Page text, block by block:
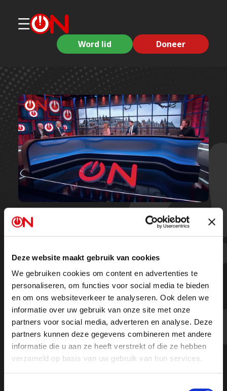
Deze website maakt gebruik van cookies
We gebruiken cookies om content en advertenties te
personaliseren, om functies voor social media te bieden
en om ons websiteverkeer te analyseren. Ook delen we
informatie over uw gebruik van onze site met onze
partners voor social media, adverteren en analyse. Deze
partners kunnen deze gegevens combineren met andere
informatie die u aan ze heeft verstrekt of die ze hebben
verzameld op basis van uw gebruik van hun services.
Word lid Doneer
Korte clips
Waarom is de corona-spoedwet
alweer verlengd? - Ongehoord
Nieuws
https://youtu.be/kuSdDsRPSmo